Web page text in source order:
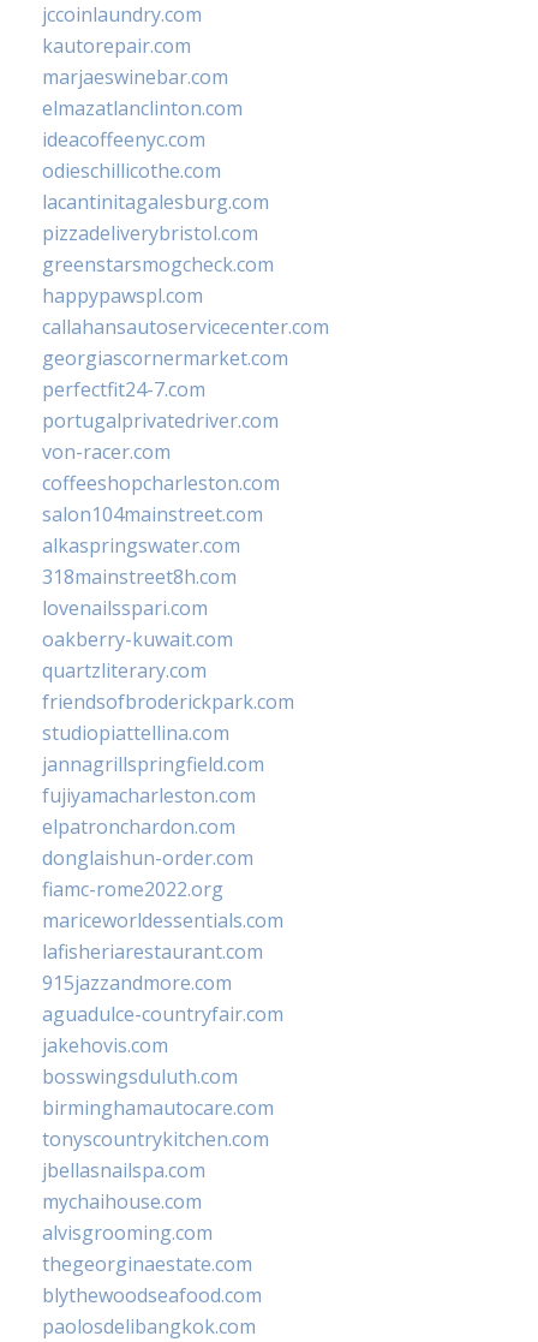
jccoinlaundry.com
kautorepair.com
marjaeswinebar.com
elmazatlanclinton.com
ideacoffeenyc.com
odieschillicothe.com
lacantinitagalesburg.com
pizzadeliverybristol.com
greenstarsmogcheck.com
happypawspl.com
callahansautoservicecenter.com
georgiascornermarket.com
perfectfit24-7.com
portugalprivatedriver.com
von-racer.com
coffeeshopcharleston.com
salon104mainstreet.com
alkaspringswater.com
318mainstreet8h.com
lovenailsspari.com
oakberry-kuwait.com
quartzliterary.com
friendsofbroderickpark.com
studiopiattellina.com
jannagrillspringfield.com
fujiyamacharleston.com
elpatronchardon.com
donglaishun-order.com
fiamc-rome2022.org
mariceworldessentials.com
lafisheriarestaurant.com
915jazzandmore.com
aguadulce-countryfair.com
jakehovis.com
bosswingsduluth.com
birminghamautocare.com
tonyscountrykitchen.com
jbellasnailspa.com
mychaihouse.com
alvisgrooming.com
thegeorginaestate.com
blythewoodseafood.com
paolosdelibangkok.com